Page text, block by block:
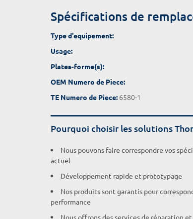
Spécifications de
Type d'equipement:
Usage:
Plates-forme(s):
OEM Numero de Piece:
TE Numero de Piece: 6580-1
Pourquoi choisir les solutions
Nous pouvons faire correspondre vos
actuel
Développement rapide et prototypage
Nos produits sont garantis pour
performance
Nous offrons des services de réparation